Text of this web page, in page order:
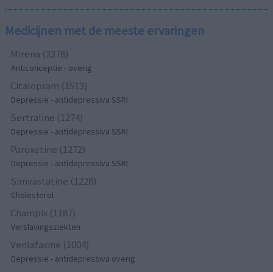
Medicijnen met de meeste ervaringen
Mirena (2378)
Anticonceptie - overig
Citalopram (1513)
Depressie - antidepressiva SSRI
Sertraline (1274)
Depressie - antidepressiva SSRI
Paroxetine (1272)
Depressie - antidepressiva SSRI
Simvastatine (1228)
Cholesterol
Champix (1187)
Verslavingsziekten
Venlafaxine (1004)
Depressie - antidepressiva overig